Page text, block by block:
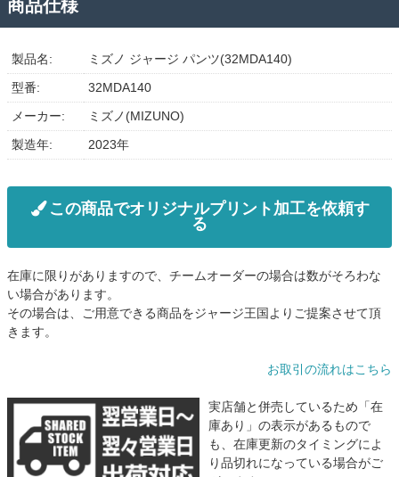
商品仕様
製品名:
ミズノ ジャージ パンツ(32MDA140)
型番:
32MDA140
メーカー:
ミズノ(MIZUNO)
製造年:
2023年
この商品でオリジナルプリント加工を依頼す
る
在庫に限りがありますので、チームオーダーの場合は数がそろわな
い場合があります。
その場合は、ご用意できる商品をジャージ王国よりご提案させて頂
きます。
お取引の流れはこちら
実店舗と併売しているため「在
庫あり」の表示があるもので
も、在庫更新のタイミングによ
り品切れになっている場合がご